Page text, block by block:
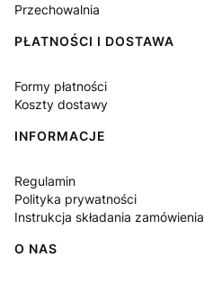
Przechowalnia
PŁATNOŚCI I DOSTAWA
Formy płatności
Koszty dostawy
INFORMACJE
Regulamin
Polityka prywatności
Instrukcja składania zamówienia
O NAS